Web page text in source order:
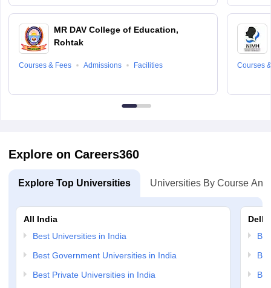
MR DAV College of Education,
Rohtak
Courses & Fees Admissions Facilities Courses
Explore on Careers360
Explore Top Universities Universities By Course And
All India
Best Universities in India
Best Government Universities in India
Best Private Universities in India
Delhi